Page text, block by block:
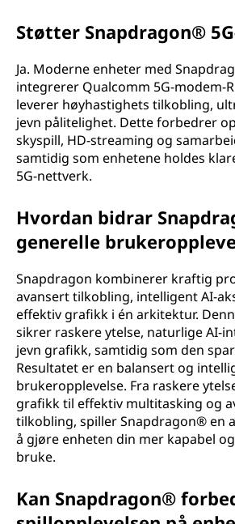
Støtter Snapdragon®
Ja. Moderne enheter med
integrerer Qualcomm 5G-modem-
leverer høyhastighets tilkobling,
jevn pålitelighet. Dette forbedrer
skyspill, HD-streaming og
samtidig som enhetene holdes
5G-nettverk.
Hvordan bidrar
generelle
Snapdragon kombinerer kraftig
avansert tilkobling, intelligent AI-
effektiv grafikk i én arkitektur.
sikrer raskere ytelse, naturlige AI-
jevn grafikk, samtidig som den
Resultatet er en balansert og
brukeropplevelse. Fra raskere
grafikk til effektiv multitasking og
tilkobling, spiller Snapdragon® en
å gjøre enheten din mer kapabel
bruke.
Kan Snapdragon®